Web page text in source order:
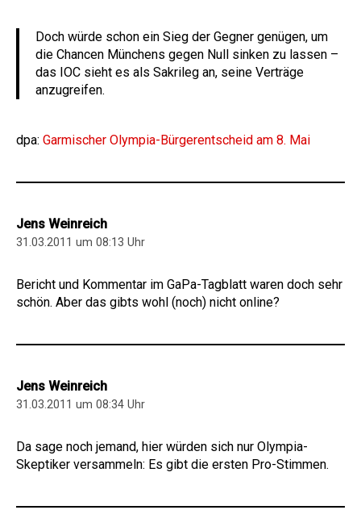
Doch würde schon ein Sieg der Gegner genügen, um
die Chancen Münchens gegen Null sinken zu lassen –
das IOC sieht es als Sakrileg an, seine Verträge
anzugreifen.
dpa: Garmischer Olympia-Bürgerentscheid am 8. Mai
Jens Weinreich
31.03.2011 um 08:13 Uhr
Bericht und Kommentar im GaPa-Tagblatt waren doch sehr
schön. Aber das gibts wohl (noch) nicht online?
Jens Weinreich
31.03.2011 um 08:34 Uhr
Da sage noch jemand, hier würden sich nur Olympia-
Skeptiker versammeln: Es gibt die ersten Pro-Stimmen.